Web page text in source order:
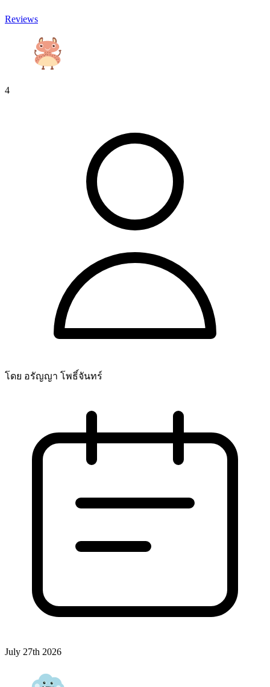
Reviews
4
โดย อรัญญา โพธิ์จันทร์
July 27th 2026